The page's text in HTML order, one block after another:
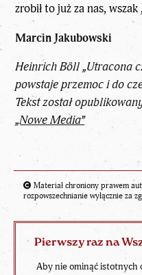
zrobił to już za nas, wszak
Marcin Jakubowski
Heinrich Böll „Utracona
powstaje przemoc i do
Tekst został
„Nowe Media”
Materiał chroniony prawem
rozpowszechnianie wyłącznie za
Pierwszy raz na
Aby nie ominąć istotnych